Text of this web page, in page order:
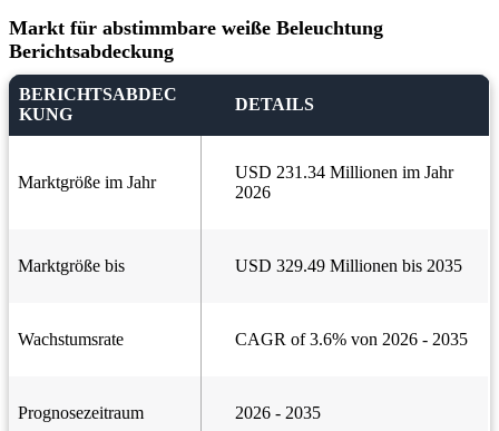
Markt für abstimmbare weiße Beleuchtung
Berichtsabdeckung
BERICHTSABDEC
KUNG
DETAILS
Marktgröße im Jahr
USD 231.34 Millionen im Jahr
2026
Marktgröße bis USD 329.49 Millionen bis 2035
Wachstumsrate CAGR of 3.6% von 2026 - 2035
Prognosezeitraum 2026 - 2035